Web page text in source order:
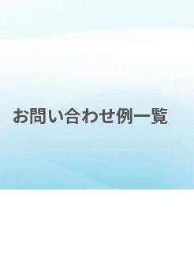
お問い合わせ例一覧